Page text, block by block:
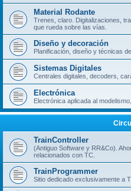
Material Rodante
Trenes, claro. Digitalizaciones,
que rueda sobre las vías.
Diseño y decoración
Planificación, diseño y técnicas
Sistemas Digitales
Centrales digitales, decoders,
Electrónica
Electrónica aplicada al
TrainController
(Antiguo Software y RR&Co).
relacionados con TC.
TrainProgrammer
Sitio dedicado exclusivamente a